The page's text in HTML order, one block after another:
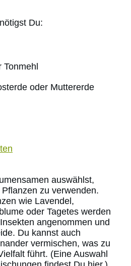
Du:
Tonmehl
oder Muttererde
auswählst,
zu verwenden.
wie Lavendel,
oder Tagetes werden
angenommen und
Du kannst auch
vermischen, was zu
führt. (Eine Auswahl